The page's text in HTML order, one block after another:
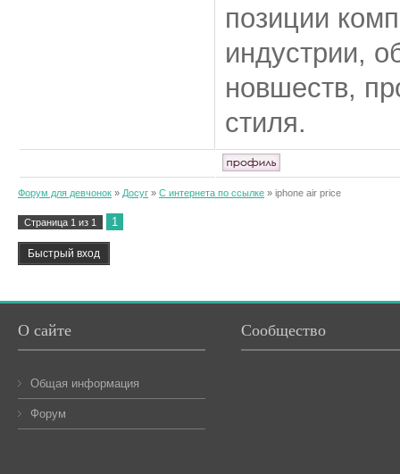
позиции
индустрии,
новшеств,
стиля.
Форум для девчонок » Досуг » С интернета по ссылке » iphone air price
Страница 1 из 1 1
О сайте
Общая информация
Форум
Сообщество